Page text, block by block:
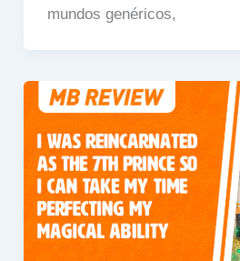
mundos genéricos,